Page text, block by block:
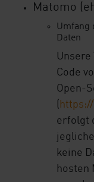
Matomo
Umfang
Daten
Code
Open-
erfolgt
keine
hosten